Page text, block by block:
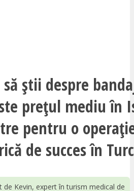
știi despre
prețul mediu în
pentru o
de succes în
de Kevin, expert în turism medical de